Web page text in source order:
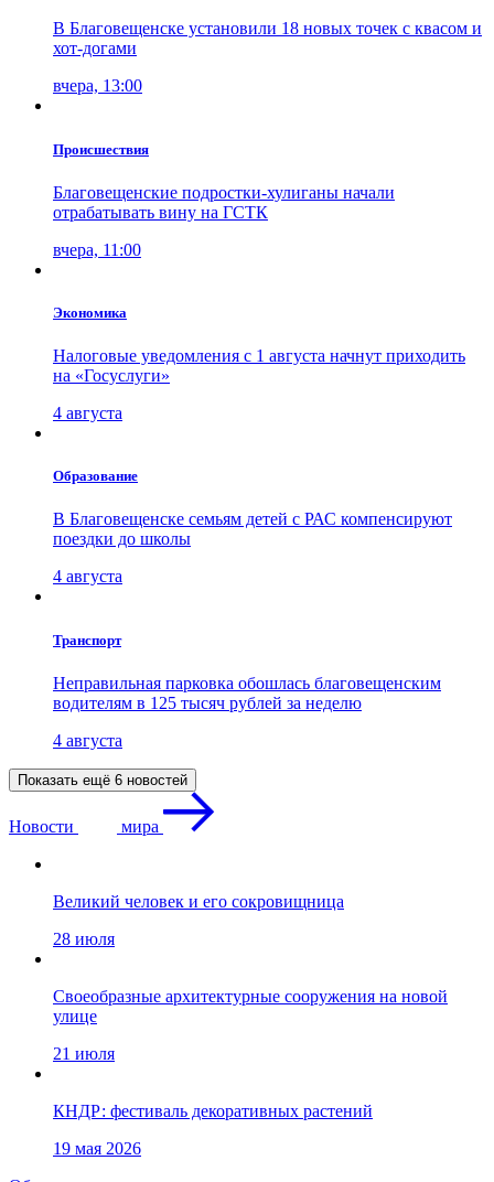
В Благовещенске установили 18 новых точек с квасом и
хот-догами
вчера, 13:00
Проиcшествия
Благовещенские подростки-хулиганы начали
отрабатывать вину на ГСТК
вчера, 11:00
Экономика
Налоговые уведомления с 1 августа начнут приходить
на «Госуслуги»
4 августа
Образование
В Благовещенске семьям детей с РАС компенсируют
поездки до школы
4 августа
Транспорт
Неправильная парковка обошлась благовещенским
водителям в 125 тысяч рублей за неделю
4 августа
Показать ещё 6 новостей
Новости мира
Великий человек и его сокровищница
28 июля
Своеобразные архитектурные сооружения на новой
улице
21 июля
КНДР: фестиваль декоративных растений
19 мая 2026